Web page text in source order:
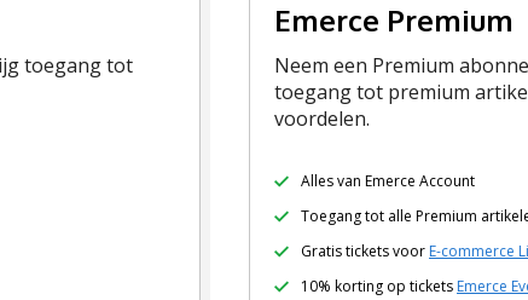
toegang tot
Emerce Premium
Neem een Premium
toegang tot premium
voordelen.
Alles van Emerce Account
Toegang tot alle Premium
Gratis tickets voor E-commerce
10% korting op tickets Emerce